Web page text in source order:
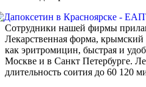
Cотрудники нашей фирмы
Лекарственная форма,
как эритромицин, быстрая и
Москве и в Санкт Петербурге.
длительность соития до 60 120